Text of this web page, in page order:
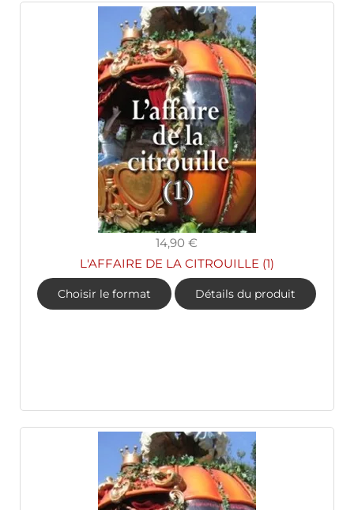
14,90 €
L'AFFAIRE DE LA CITROUILLE (1)
Choisir le format Détails du produit